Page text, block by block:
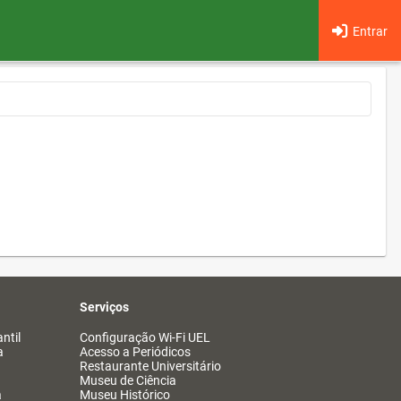
Entrar
Serviços
Configuração Wi-Fi UEL
Acesso a Periódicos
Restaurante Universitário
Museu de Ciência
Museu Histórico